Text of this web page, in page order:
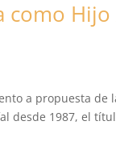
como
a propuesta de
desde 1987, el